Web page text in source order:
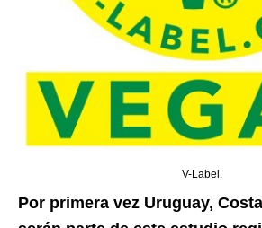
V-Label.
Por primera vez Uruguay,